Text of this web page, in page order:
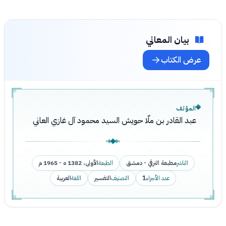
بيان المعاني
عرض الكتاب
المؤلف
عبد القادر بن ملّا حويش السيد محمود آل غازي العاني
الناشرمطبعة الترقي - دمشق الطبعةالأولى، 1382 ه - 1965 م
عدد الأجزاء1 التصنيفالتفسير اللغةالعربية